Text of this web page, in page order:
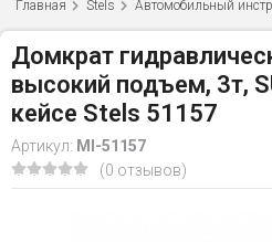
Главная Stels Автомобильный
Домкрат
высокий подъем, 3т,
кейсе Stels 51157
Артикул: MI-51157
(0 отзывов)